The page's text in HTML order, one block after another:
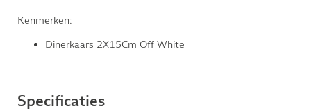
Kenmerken:
Dinerkaars 2X15Cm Off White
Specificaties